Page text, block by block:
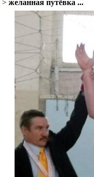
> желанная путёвка ...